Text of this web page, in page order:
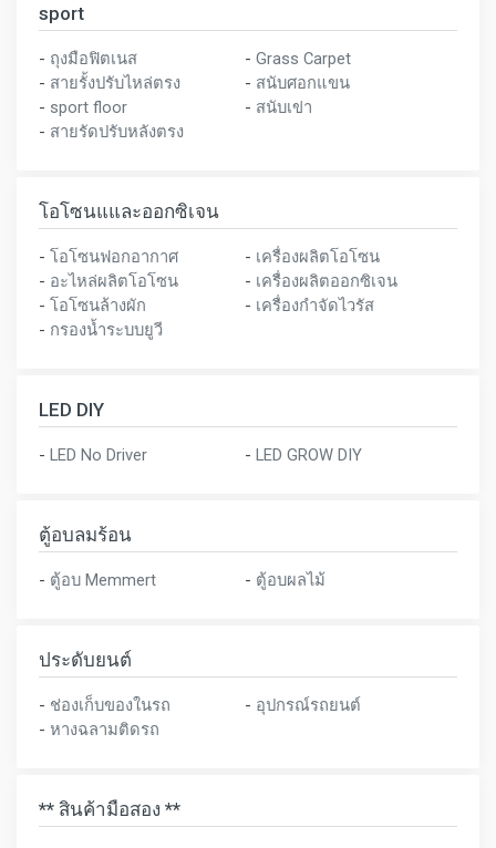
sport
- ถุงมือฟิตเนส - Grass Carpet
- สายรั้งปรับไหล่ตรง - สนับศอกแขน
- sport floor - สนับเข่า
- สายรัดปรับหลังตรง
โอโซนแและออกซิเจน
- โอโซนฟอกอากาศ - เครื่องผลิตโอโซน
- อะไหล่ผลิตโอโซน - เครื่องผลิตออกซิเจน
- โอโซนล้างผัก - เครื่องกำจัดไวรัส
- กรองน้ำระบบยูวี
LED DIY
- LED No Driver - LED GROW DIY
ตู้อบลมร้อน
- ตู้อบ Memmert - ตู้อบผลไม้
ประดับยนต์
- ช่องเก็บของในรถ - อุปกรณ์รถยนต์
- หางฉลามติดรถ
** สินค้ามือสอง **